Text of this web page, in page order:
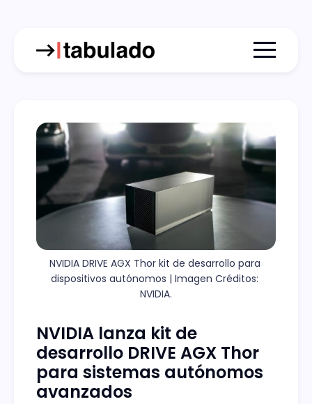
Menu
NVIDIA DRIVE AGX Thor kit de desarrollo para
dispositivos autónomos | Imagen Créditos:
NVIDIA.
NVIDIA lanza kit de
desarrollo DRIVE AGX Thor
para sistemas autónomos
avanzados